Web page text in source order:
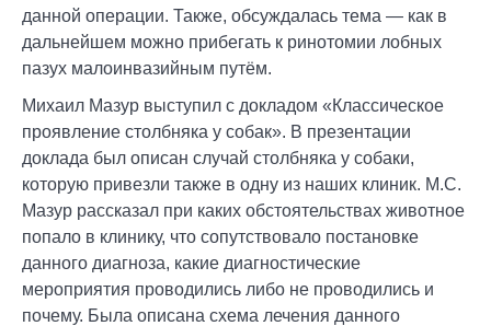
данной операции. Также, обсуждалась тема — как в
дальнейшем можно прибегать к ринотомии лобных
пазух малоинвазийным путём.
Михаил Мазур выступил с докладом «Классическое
проявление столбняка у собак». В презентации
доклада был описан случай столбняка у собаки,
которую привезли также в одну из наших клиник. М.С.
Мазур рассказал при каких обстоятельствах животное
попало в клинику, что сопутствовало постановке
данного диагноза, какие диагностические
мероприятия проводились либо не проводились и
почему. Была описана схема лечения данного